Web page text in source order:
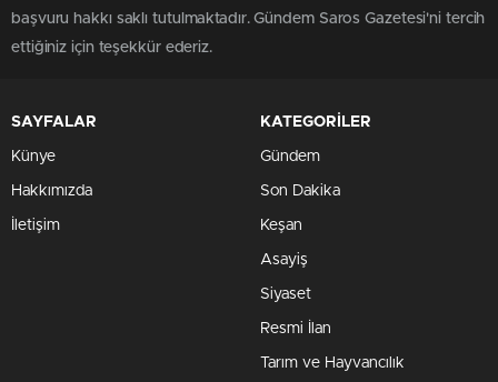
başvuru hakkı saklı tutulmaktadır. Gündem Saros Gazetesi'ni tercih
ettiğiniz için teşekkür ederiz.
SAYFALAR
Künye
Hakkımızda
İletişim
KATEGORİLER
Gündem
Son Dakika
Keşan
Asayiş
Siyaset
Resmi İlan
Tarım ve Hayvancılık